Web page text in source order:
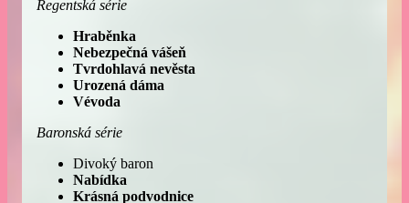
Regentská série
Hraběnka
Nebezpečná vášeň
Tvrdohlavá nevěsta
Urozená dáma
Vévoda
Baronská série
Divoký baron
Nabídka
Krásná podvodnice